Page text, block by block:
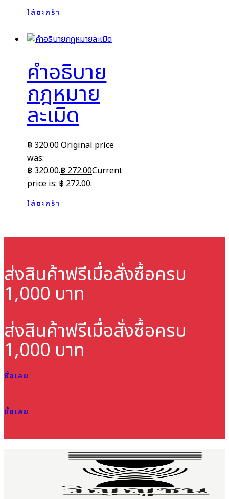
ใส่ตะกร้า
คำอธิบาย
กฎหมาย
ละเมิด
฿320.00Original price
was:
฿ 320.00.฿272.00Current
price is: ฿ 272.00.
ใส่ตะกร้า
ส่งสินค้าฟรีเมื่อสั่งซื้อครบ
1,000 บาท
ส่งสินค้าฟรีเมื่อสั่งซื้อครบ
1,000 บาท
ซื้อเลย
ซื้อเลย